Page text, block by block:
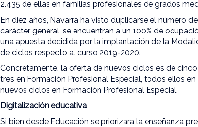
2.435 de ellas en familias profesionales de grados
En diez años, Navarra ha visto duplicarse el número
carácter general, se encuentran a un 100% de
una apuesta decidida por la implantación de la
de ciclos respecto al curso 2019-2020.
Concretamente, la oferta de nuevos ciclos es de
tres en Formación Profesional Especial, todos ellos
nuevos ciclos en Formación Profesional Especial.
Digitalización educativa
Si bien desde Educación se priorizara la enseñanza